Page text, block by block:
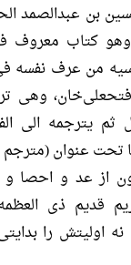
بن عبدالصمد
وهو کتاب معروف
من عرف
وهی
یترجمه الی
تحت عنوان
از عد و احصا و
قدیم ذی
اولیتش را